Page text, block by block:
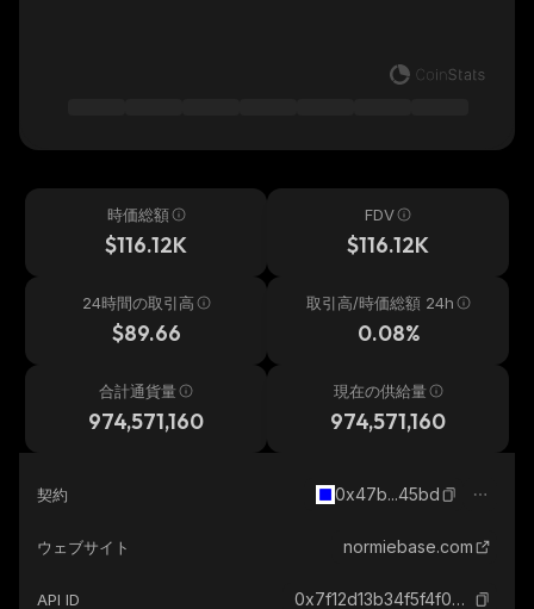
時価総額
$116.12K
FDV
$116.12K
24時間の取引高
$89.66
取引高/時価総額 24h
0.08%
合計通貨量
974,571,160
現在の供給量
974,571,160
契約 0x47b...45bd
ウェブサイト normiebase.com
API ID 0x7f12d13b34f5f4f0a9449c16bcd42f0da47af200_base